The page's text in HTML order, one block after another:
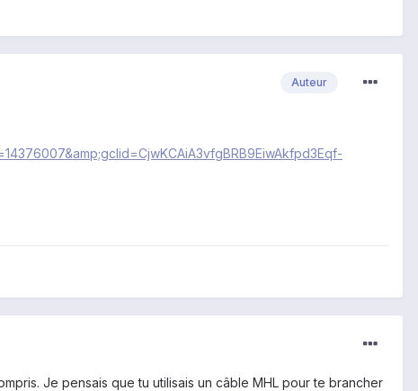
Auteur
Je pensais que tu utilisais un câble MHL pour te brancher